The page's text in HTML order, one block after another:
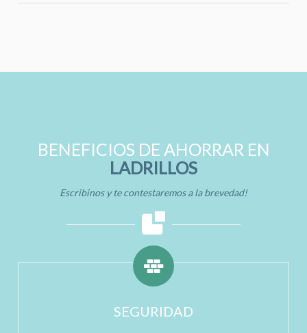
BENEFICIOS DE AHORRAR EN
LADRILLOS
Escribinos y te contestaremos a la brevedad!
SEGURIDAD